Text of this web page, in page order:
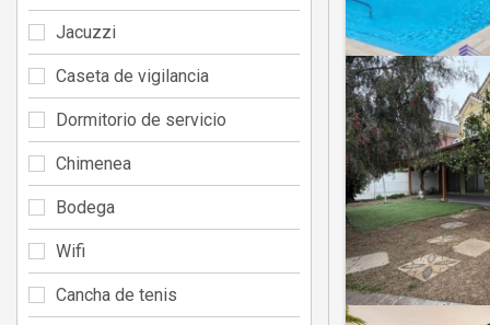
Jacuzzi
Caseta de vigilancia
Dormitorio de servicio
Chimenea
Bodega
Wifi
Cancha de tenis